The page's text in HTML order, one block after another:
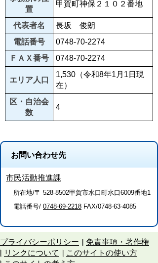
置
甲賀町神保２１０２番地
代表者名
長坂 俊朗
電話番号
0748-70-2274
ＦＡＸ番号
0748-70-2274
エリア人口
1,530（令和8年1月1日現
在）
区・自治会
数
4
お問い合わせ先
市民活動推進課
所在地/〒 528-8502甲賀市水口町水口6009番地1
電話番号/ 0748-69-2218 FAX/0748-63-4085
プライバシーポリシー
免責事項・著作権
リンクについて
このサイトの使い方